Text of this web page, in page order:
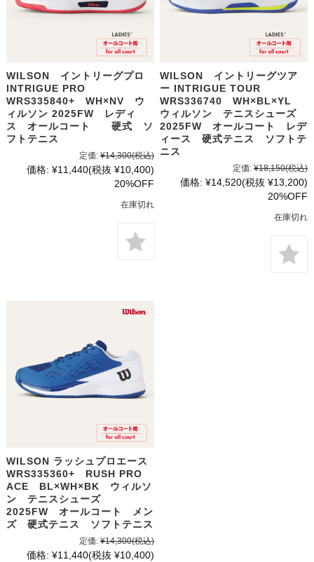
WILSON イントリーグプロ
INTRIGUE PRO
WRS335840+ WH×NV ウ
ィルソン 2025FW レディ
ス オールコート 硬式 ソ
フトテニス
定価: ¥14,300(税込)
価格: ¥11,440(税抜 ¥10,400)
20%OFF
在庫切れ
WILSON イントリーグツア
ー INTRIGUE TOUR
WRS336740 WH×BL×YL
ウィルソン テニスシューズ
2025FW オールコート レデ
ィース 硬式テニス ソフトテ
ニス
定価: ¥18,150(税込)
価格: ¥14,520(税抜 ¥13,200)
20%OFF
在庫切れ
WILSON ラッシュプロエース
WRS335360+ RUSH PRO
ACE BL×WH×BK ウィルソ
ン テニスシューズ
2025FW オールコート メン
ズ 硬式テニス ソフトテニス
定価: ¥14,300(税込)
価格: ¥11,440(税抜 ¥10,400)